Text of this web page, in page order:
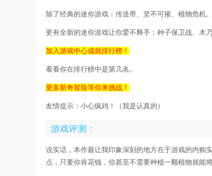
除了经典的迷你游戏：传送带、坚不可摧、植物危机。
更有全新的迷你游戏让你爱不释手：种子保卫战、木
加入游戏中心成就排行榜！
看看你在排行榜中是第几名。
更多新奇冒险等你来挑战！
友情提示：小心疯鸡！（我是认真的）
游戏评测：
说实话，本作最让我印象深刻的地方在于游戏的内购
点，只要你肯花钱，你甚至不需要种植一颗植物就能